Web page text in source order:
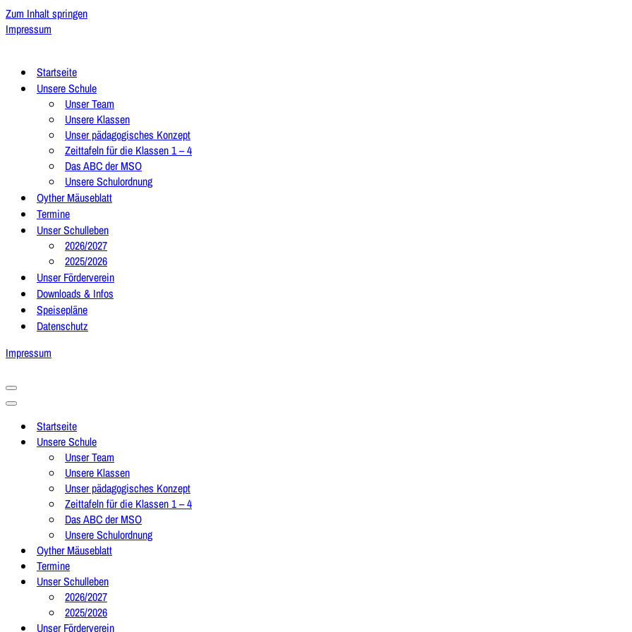
Zum Inhalt springen
Impressum
Startseite
Unsere Schule
Unser Team
Unsere Klassen
Unser pädagogisches Konzept
Zeittafeln für die Klassen 1 – 4
Das ABC der MSO
Unsere Schulordnung
Oyther Mäuseblatt
Termine
Unser Schulleben
2026/2027
2025/2026
Unser Förderverein
Downloads & Infos
Speisepläne
Datenschutz
Impressum
Navigationsmenü
Navigationsmenü
Startseite
Unsere Schule
Unser Team
Unsere Klassen
Unser pädagogisches Konzept
Zeittafeln für die Klassen 1 – 4
Das ABC der MSO
Unsere Schulordnung
Oyther Mäuseblatt
Termine
Unser Schulleben
2026/2027
2025/2026
Unser Förderverein